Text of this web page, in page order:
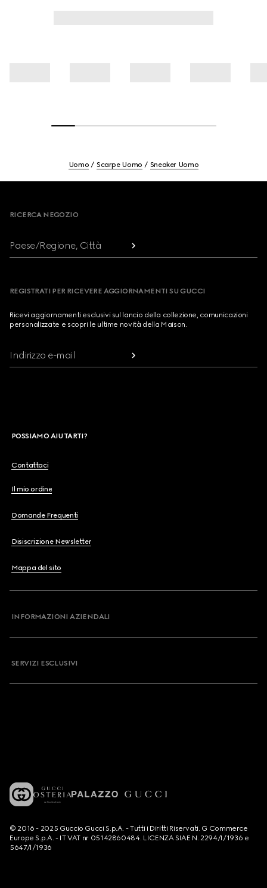
Uomo Scarpe Uomo Sneaker Uomo
RICERCA NEGOZIO
Paese/Regione, Città
REGISTRATI PER RICEVERE AGGIORNAMENTI SU GUCCI
Ricevi aggiornamenti esclusivi sul lancio della collezione, comunicazioni
personalizzate e scopri le ultime novità della Maison.
Indirizzo e-mail
POSSIAMO AIUTARTI?
Contattaci
Il mio ordine
Domande Frequenti
Disiscrizione Newsletter
Mappa del sito
INFORMAZIONI AZIENDALI
SERVIZI ESCLUSIVI
© 2016 - 2025 Guccio Gucci S.p.A. - Tutti i Diritti Riservati. G Commerce
Europe S.p.A. - IT VAT nr 05142860484. LICENZA SIAE N. 2294/I/1936 e
5647/I/1936